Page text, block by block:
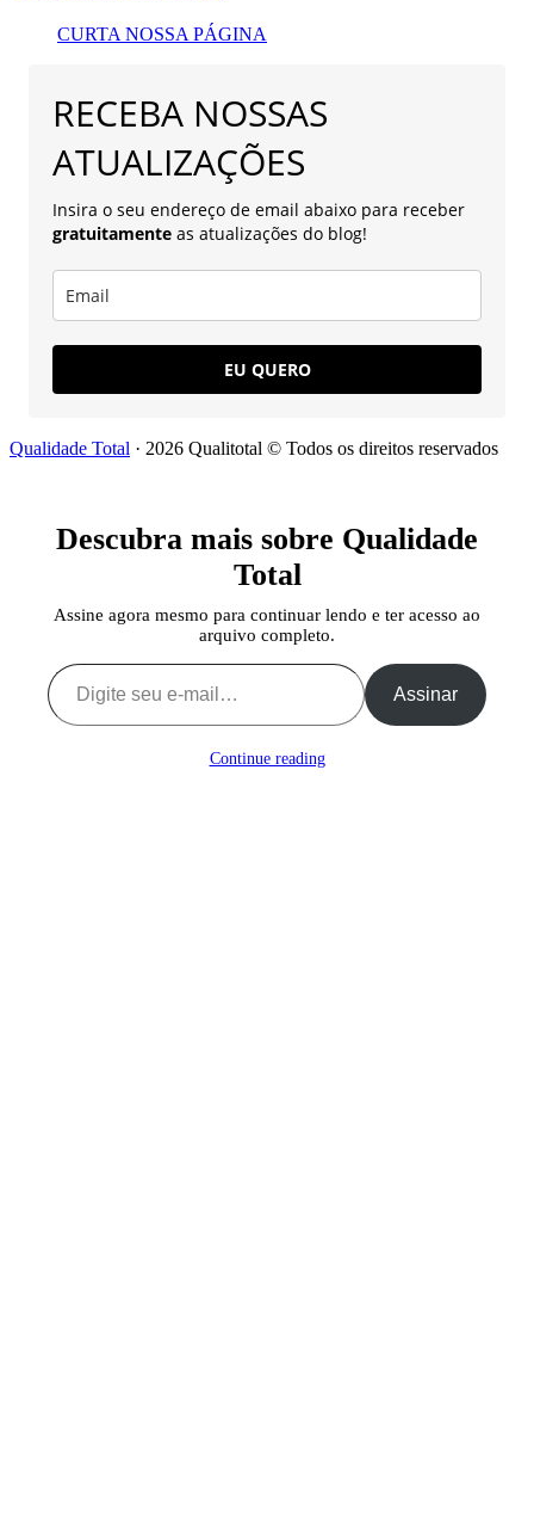
CURTA NOSSA PÁGINA
RECEBA NOSSAS
ATUALIZAÇÕES
Insira o seu endereço de email abaixo para receber
gratuitamente as atualizações do blog!
EU QUERO
Qualidade Total · 2026 Qualitotal © Todos os direitos reservados
Descubra mais sobre Qualidade
Total
Assine agora mesmo para continuar lendo e ter acesso ao
arquivo completo.
Digite seu e-mail…
Assinar
Continue reading